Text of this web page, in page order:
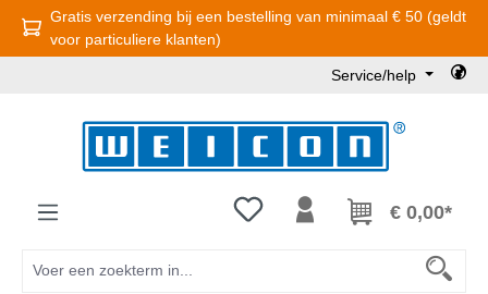
Ga naar de hoofdinhoud
Gratis verzending bij een bestelling van minimaal € 50 (geldt
voor particuliere klanten)
Service/help
Je hebt 0 items op je€ 0,00*